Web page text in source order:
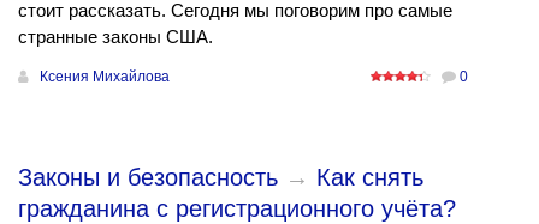
стоит рассказать. Сегодня мы поговорим про самые
странные законы США.
Ксения Михайлова 0
Законы и безопасность → Как снять
гражданина с регистрационного учёта?